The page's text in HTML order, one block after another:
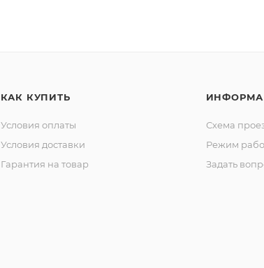
КАК КУПИТЬ
Условия оплаты
Условия доставки
Гарантия на товар
Схема
Режим
Задать